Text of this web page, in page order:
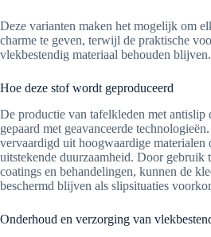
Deze varianten maken het mogelijk om
charme te geven, terwijl de praktische
vlekbestendig materiaal behouden blijven.
Hoe deze stof wordt geproduceerd
De productie van tafelkleden met antislip
gepaard met geavanceerde
vervaardigd uit hoogwaardige materialen
uitstekende duurzaamheid. Door gebruik
coatings en behandelingen, kunnen de
beschermd blijven als slipsituaties
Onderhoud en verzorging van